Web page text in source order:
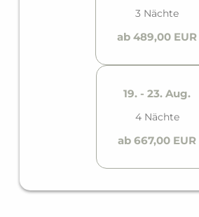
3 Nächte
ab 489,00 EUR
19. - 23. Aug.
4 Nächte
ab 667,00 EUR